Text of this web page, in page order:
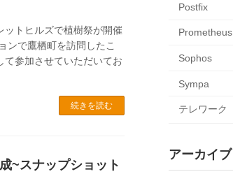
トヒルズで植樹祭が開催
ンで鷹栖町を訪問したこ
て参加させていただいてお
続きを読む
~スナップショット
Postfix
Prometheus
Sophos
Sympa
テレワーク
アーカイブ